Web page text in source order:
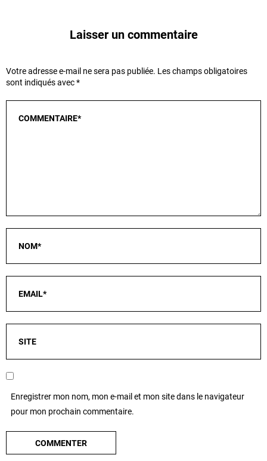
Laisser un commentaire
Votre adresse e-mail ne sera pas publiée. Les champs obligatoires
sont indiqués avec*
Enregistrer mon nom, mon e-mail et mon site dans le navigateur
pour mon prochain commentaire.